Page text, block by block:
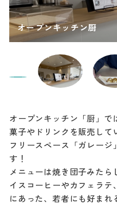
オープンキッチン「厨」で
菓子やドリンクを販売して
フリースペース「ガレージ
す！
メニューは焼き団子みた
イスコーヒーやカフェラ
にあった、若者にも好まれ